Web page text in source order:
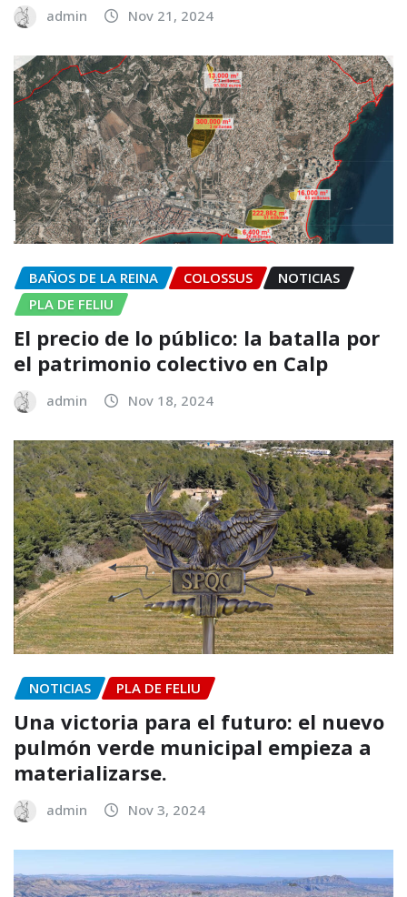
admin Nov 21, 2024
BAÑOS DE LA REINA COLOSSUS
NOTICIAS
PLA DE FELIU
El precio de lo público: la batalla por
el patrimonio colectivo en Calp
admin Nov 18, 2024
NOTICIAS PLA DE FELIU
Una victoria para el futuro: el nuevo
pulmón verde municipal empieza a
materializarse.
admin Nov 3, 2024